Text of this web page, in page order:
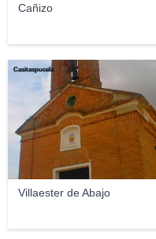
Cañizo
Villaester de Abajo
Casitaspucela